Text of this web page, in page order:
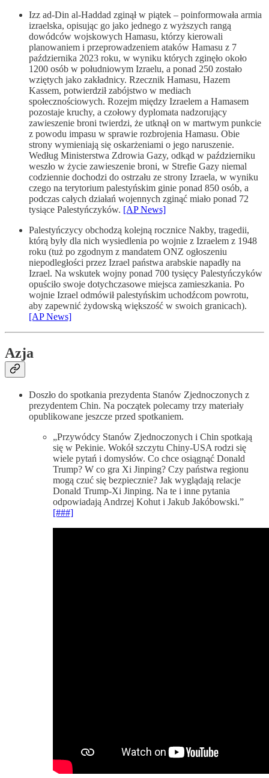
Izz ad-Din al-Haddad zginął w piątek – poinformowała armia
izraelska, opisując go jako jednego z wyższych rangą
dowódców wojskowych Hamasu, którzy kierowali
planowaniem i przeprowadzeniem ataków Hamasu z 7
października 2023 roku, w wyniku których zginęło około
1200 osób w południowym Izraelu, a ponad 250 zostało
wziętych jako zakładnicy. Rzecznik Hamasu, Hazem
Kassem, potwierdził zabójstwo w mediach
społecznościowych. Rozejm między Izraelem a Hamasem
pozostaje kruchy, a czołowy dyplomata nadzorujący
zawieszenie broni twierdzi, że utknął on w martwym punkcie
z powodu impasu w sprawie rozbrojenia Hamasu. Obie
strony wymieniają się oskarżeniami o jego naruszenie.
Według Ministerstwa Zdrowia Gazy, odkąd w październiku
weszło w życie zawieszenie broni, w Strefie Gazy niemal
codziennie dochodzi do ostrzału ze strony Izraela, w wyniku
czego na terytorium palestyńskim ginie ponad 850 osób, a
podczas całych działań wojennych zginąć miało ponad 72
tysiące Palestyńczyków. [AP News]
Palestyńczycy obchodzą kolejną rocznice Nakby, tragedii,
którą były dla nich wysiedlenia po wojnie z Izraelem z 1948
roku (tuż po zgodnym z mandatem ONZ ogłoszeniu
niepodległości przez Izrael państwa arabskie napadły na
Izrael. Na wskutek wojny ponad 700 tysięcy Palestyńczyków
opuściło swoje dotychczasowe miejsca zamieszkania. Po
wojnie Izrael odmówił palestyńskim uchodźcom powrotu,
aby zapewnić żydowską większość w swoich granicach).
[AP News]
Azja
Doszło do spotkania prezydenta Stanów Zjednoczonych z
prezydentem Chin. Na początek polecamy trzy materiały
opublikowane jeszcze przed spotkaniem.
„Przywódcy Stanów Zjednoczonych i Chin spotkają
się w Pekinie. Wokół szczytu Chiny-USA rodzi się
wiele pytań i domysłów. Co chce osiągnąć Donald
Trump? W co gra Xi Jinping? Czy państwa regionu
mogą czuć się bezpiecznie? Jak wyglądają relacje
Donald Trump-Xi Jinping. Na te i inne pytania
odpowiadają Andrzej Kohut i Jakub Jakóbowski.”
[###]